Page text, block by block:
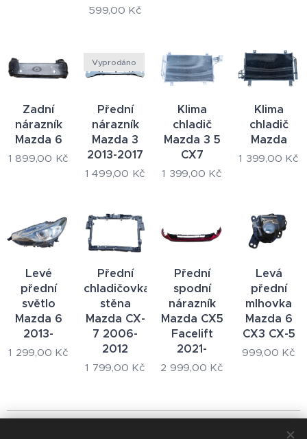
599,00 Kč
Zadní
nárazník
Mazda 6
1 899,00 Kč
Přední
nárazník
Mazda 3
2013-2017
Vyprodáno
1 499,00 Kč
Klima
chladič
Mazda 3 5
CX7
1 399,00 Kč
Klima
chladič
Mazda
1 399,00 Kč
Levé
přední
světlo
Mazda 6
2013-
1 299,00 Kč
Přední
chladičovka
stěna
Mazda CX-
7 2006-
2012
1 799,00 Kč
Přední
spodní
nárazník
Mazda CX5
Facelift
2021-
2 999,00 Kč
Levá
přední
mlhovka
Mazda 6
CX3 CX-5
999,00 Kč